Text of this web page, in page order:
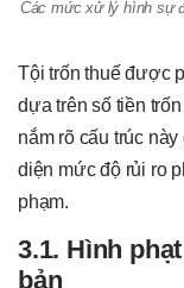
Các mức xử lý hình sự
Tội trốn thuế được
dựa trên số tiền
nắm rõ cấu trúc
diện mức độ rủi ro
phạm.
3.1. Hình
bản